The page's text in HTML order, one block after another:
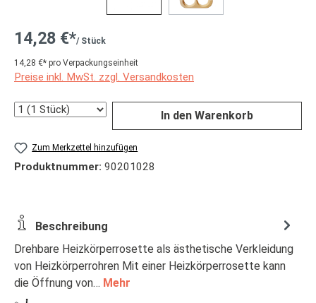
14,28 €*/ Stück
14,28 €* pro Verpackungseinheit
Preise inkl. MwSt. zzgl. Versandkosten
Anzahl In den Warenkorb
Zum Merkzettel hinzufügen
Produktnummer: 90201028
Beschreibung
Drehbare Heizkörperrosette als ästhetische Verkleidung
von Heizkörperrohren Mit einer Heizkörperrosette kann
die Öffnung von… Mehr